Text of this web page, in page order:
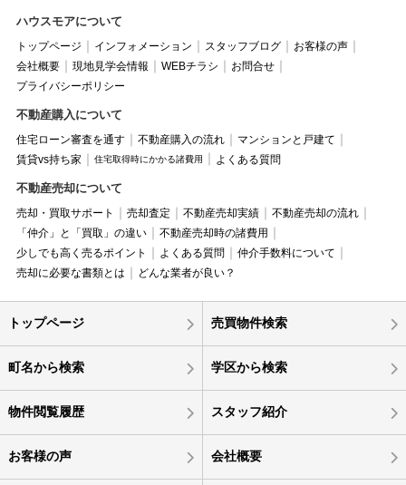
ハウスモアについて
トップページ インフォメーション スタッフブログ
お客様の声
会社概要
現地見学会情報 WEBチラシ
お問合せ
プライバシーポリシー
不動産購入について
住宅ローン審査を通す 不動産購入の流れ
マンションと戸建て
賃貸vs持ち家
住宅取得時にかかる諸費用 よくある質問
不動産売却について
売却・買取サポート 売却査定 不動産売却実績
不動産売却の流れ
「仲介」と「買取」の違い
不動産売却時の諸費用
少しでも高く売るポイント
よくある質問
仲介手数料について
売却に必要な書類とは
どんな業者が良い？
トップページ 売買物件検索
町名から検索 学区から検索
物件閲覧履歴 スタッフ紹介
お客様の声 会社概要